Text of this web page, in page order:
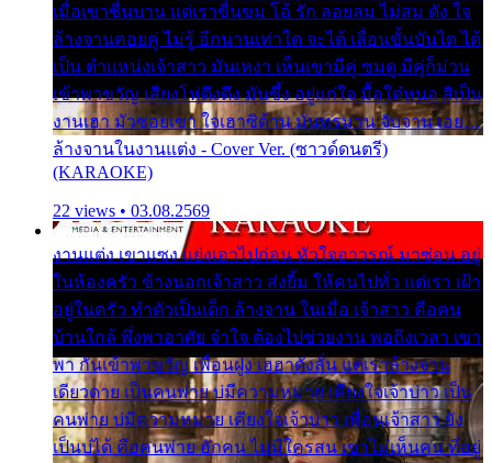
เมื่อเขาชื่นบาน แต่เราขื่นขม โอ้ รัก ลอยลม ไม่สม ดัง ใจ
ล้างจานคอยคู่ ไม่รู้ อีกนานเท่าใด จะได้ เลื่อนขั้นบันได ได้
เป็น ตำแหน่งเจ้าสาว มันเหงา เห็นเขามีคู่ ซมดู มีคู่ก็ม่วน
เข้าพาขวัญ เสียงโห่ตึงตึง มันซึ้ง อยู่แก่ใจ มื้อใด๋หนอ สิเป็น
งานเฮา มัวซอยเขา ใจเฮาซิด้าน มันทรมาน จับจาน เอย…
ล้างจานในงานแต่ง - Cover Ver. (ซาวด์ดนตรี)
(KARAOKE)
22 views • 03.08.2569
งานแต่ง เขาแซง แย่งเอาไปก่อน หัวใจอาวรณ์ มาซ่อน อยู่
ในห้องครัว ข้างนอกเจ้าสาว ส่งยิ้ม ให้คนไปทั่ว แต่เรา เฝ้า
อยู่ในครัว ทำตัวเป็นเด็ก ล้างจาน ในเมื่อ เจ้าสาว คือคน
บ้านใกล้ พึ่งพาอาศัย จำใจ ต้องไปช่วยงาน พอถึงเวลา เขา
พา กันเข้าพาขวัญ เพื่อนฝูง เฮฮาดังลั่น แต่เราล้างจาน
เดียวดาย เป็นคนพ่าย บ่มีความหมาย เคียงใจเจ้าบ่าว เป็น
คนพ่าย บ่มีความหมาย เคียงใจเจ้าบ่าว เพื่อนเจ้าสาว ยัง
เป็นบ่ได้ คือคนพ่าย ฮักคน ไม่มีใครสน เขาไม่เห็นคน ที่อยู่